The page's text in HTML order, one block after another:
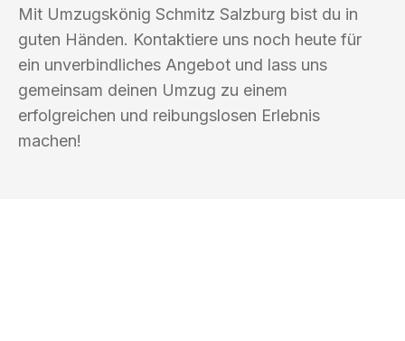
Mit Umzugskönig Schmitz Salzburg bist du in
guten Händen. Kontaktiere uns noch heute für
ein unverbindliches Angebot und lass uns
gemeinsam deinen Umzug zu einem
erfolgreichen und reibungslosen Erlebnis
machen!